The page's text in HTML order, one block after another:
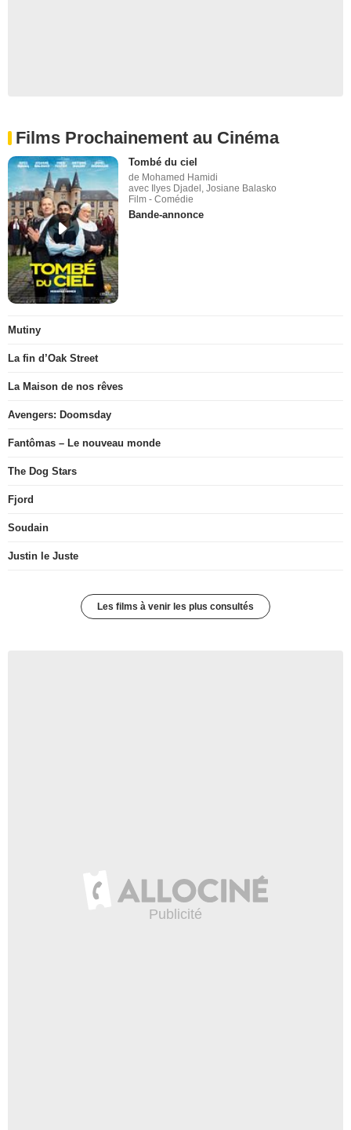
Films Prochainement au Cinéma
Tombé du ciel
de Mohamed Hamidi
avec Ilyes Djadel, Josiane Balasko
Film - Comédie
Bande-annonce
Mutiny
La fin d’Oak Street
La Maison de nos rêves
Avengers: Doomsday
Fantômas – Le nouveau monde
The Dog Stars
Fjord
Soudain
Justin le Juste
Les films à venir les plus consultés